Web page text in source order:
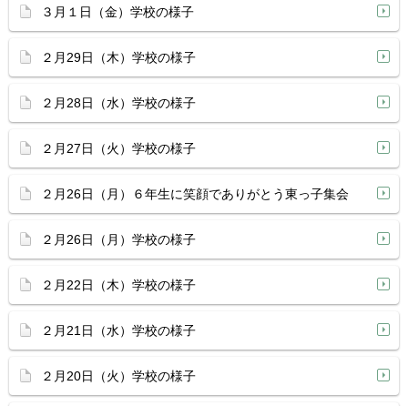
３月１日（金）学校の様子
２月29日（木）学校の様子
２月28日（水）学校の様子
２月27日（火）学校の様子
２月26日（月）６年生に笑顔でありがとう東っ子集会
２月26日（月）学校の様子
２月22日（木）学校の様子
２月21日（水）学校の様子
２月20日（火）学校の様子